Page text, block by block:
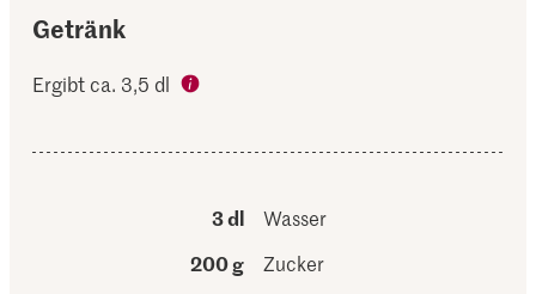
Getränk
Ergibt ca. 3,5 dl
3 dl
Wasser
200 g
Zucker